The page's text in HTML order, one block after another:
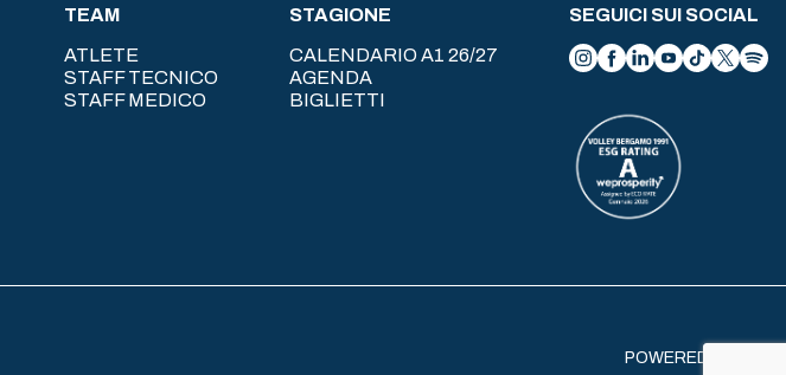
TEAM
ATLETE
STAFF TECNICO
STAFF MEDICO
STAGIONE
CALENDARIO A1 26/27
AGENDA
BIGLIETTI
SEGUICI SUI SOCIAL
POWERED BY